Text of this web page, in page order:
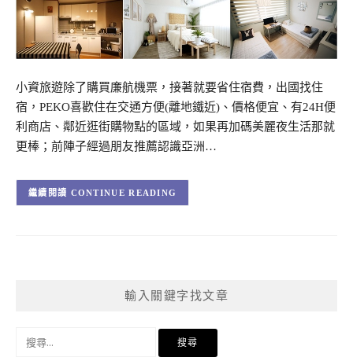
小資旅遊除了購買廉航機票，接著就要省住宿費，出國找住
宿，PEKO喜歡住在交通方便(離地鐵近)、價格便宜、有24H便
利商店、鄰近逛街購物點的區域，如果再加碼美麗夜生活那就
更棒；前陣子經過朋友推薦認識亞洲…
CONTINUE READING
輸入關鍵字找文章